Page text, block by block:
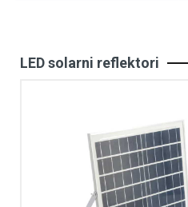
LED solarni reflektori